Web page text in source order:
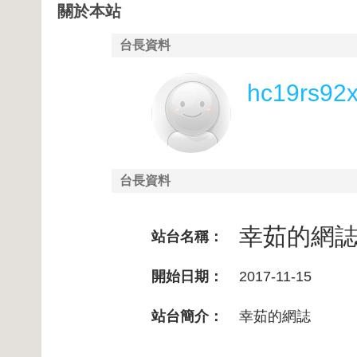
關於本站
台長資料
台長資料
站台名稱： 幸茹的網
開始日期： 2017-11-15
站台簡介： 幸茹的網誌